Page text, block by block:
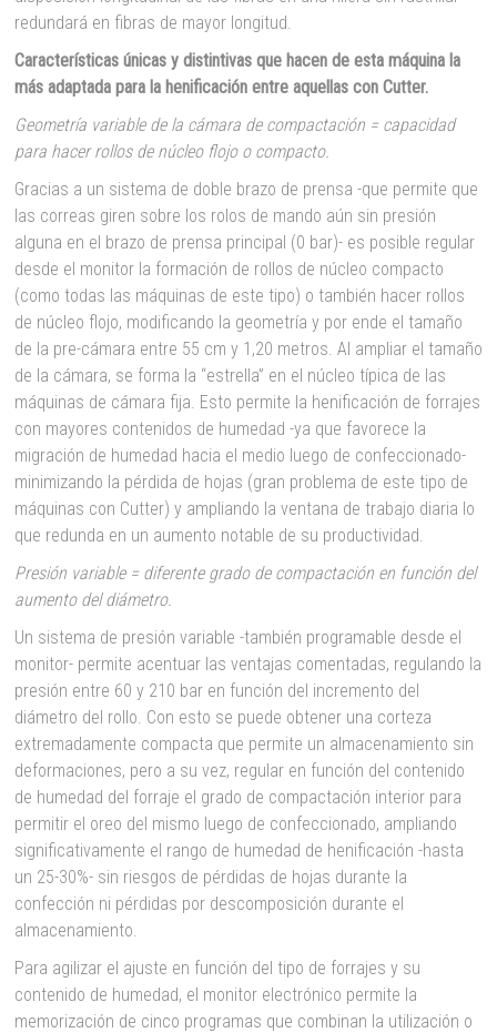
redundará en fibras de mayor longitud.
Características únicas y distintivas que hacen de esta máquina la
más adaptada para la henificación entre aquellas con Cutter.
Geometría variable de la cámara de compactación = capacidad
para hacer rollos de núcleo flojo o compacto.
Gracias a un sistema de doble brazo de prensa -que permite que
las correas giren sobre los rolos de mando aún sin presión
alguna en el brazo de prensa principal (0 bar)- es posible regular
desde el monitor la formación de rollos de núcleo compacto
(como todas las máquinas de este tipo) o también hacer rollos
de núcleo flojo, modificando la geometría y por ende el tamaño
de la pre-cámara entre 55 cm y 1,20 metros. Al ampliar el tamaño
de la cámara, se forma la “estrella” en el núcleo típica de las
máquinas de cámara fija. Esto permite la henificación de forrajes
con mayores contenidos de humedad -ya que favorece la
migración de humedad hacia el medio luego de confeccionado-
minimizando la pérdida de hojas (gran problema de este tipo de
máquinas con Cutter) y ampliando la ventana de trabajo diaria lo
que redunda en un aumento notable de su productividad.
Presión variable = diferente grado de compactación en función del
aumento del diámetro.
Un sistema de presión variable -también programable desde el
monitor- permite acentuar las ventajas comentadas, regulando la
presión entre 60 y 210 bar en función del incremento del
diámetro del rollo. Con esto se puede obtener una corteza
extremadamente compacta que permite un almacenamiento sin
deformaciones, pero a su vez, regular en función del contenido
de humedad del forraje el grado de compactación interior para
permitir el oreo del mismo luego de confeccionado, ampliando
significativamente el rango de humedad de henificación -hasta
un 25-30%- sin riesgos de pérdidas de hojas durante la
confección ni pérdidas por descomposición durante el
almacenamiento.
Para agilizar el ajuste en función del tipo de forrajes y su
contenido de humedad, el monitor electrónico permite la
memorización de cinco programas que combinan la utilización o